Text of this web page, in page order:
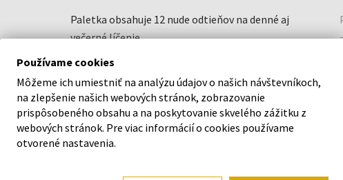
Paletka obsahuje 12 nude odtieňov na denné aj
večerné líčenie.
Ako používať
Nanášajte na očné viečka.
Náš tip
Používame cookies
Môžeme ich umiestniť na analýzu údajov o našich návštevníkoch,
na zlepšenie našich webových stránok, zobrazovanie
prispôsobeného obsahu a na poskytovanie skvelého zážitku z
webových stránok. Pre viac informácií o cookies používame
otvorené nastavenia.